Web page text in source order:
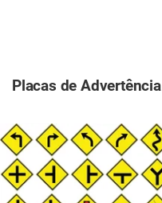
Placas de Advertência